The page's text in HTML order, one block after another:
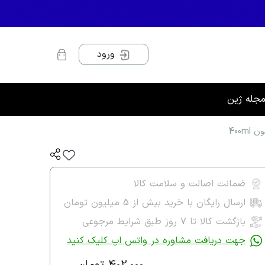
ورود
مجله ژین
ضمانت اصالت و سلامت کالا
ارسال رایگان با خرید بیش از 5 میلیون تومان
بازگشت کالا تا ۷ روز طبق شرایط مرجوعی
جهت دریافت مشاوره در واتس اپ کلیک کنید